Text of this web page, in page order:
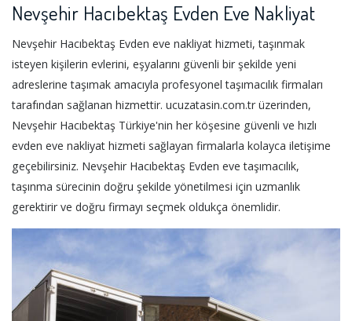
Nevşehir Hacıbektaş Evden Eve Nakliyat
Nevşehir Hacıbektaş Evden eve nakliyat hizmeti, taşınmak
isteyen kişilerin evlerini, eşyalarını güvenli bir şekilde yeni
adreslerine taşımak amacıyla profesyonel taşımacılık firmaları
tarafından sağlanan hizmettir. ucuzatasin.com.tr üzerinden,
Nevşehir Hacıbektaş Türkiye'nin her köşesine güvenli ve hızlı
evden eve nakliyat hizmeti sağlayan firmalarla kolayca iletişime
geçebilirsiniz. Nevşehir Hacıbektaş Evden eve taşımacılık,
taşınma sürecinin doğru şekilde yönetilmesi için uzmanlık
gerektirir ve doğru firmayı seçmek oldukça önemlidir.